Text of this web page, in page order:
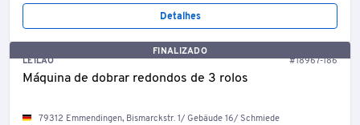
Detalhes
FINALIZADO
LEILÃO
#18967-186
Máquina de dobrar redondos de 3 rolos
79312 Emmendingen, Bismarckstr. 1/ Gebäude 16/ Schmiede